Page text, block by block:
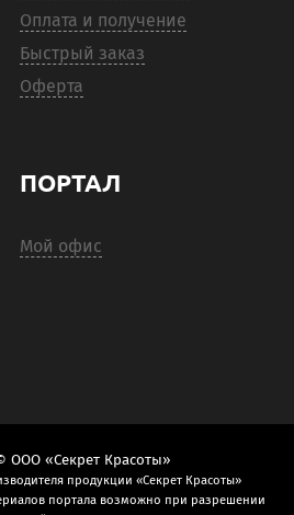
Оплата и получение
Быстрый заказ
Оферта
ПОРТАЛ
Мой офис
ООО «Секрет Красоты»
продукции «Секрет Красоты»
портала возможно при разрешении